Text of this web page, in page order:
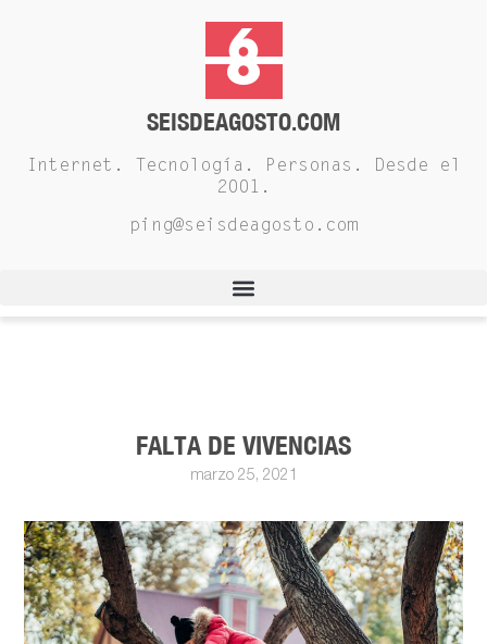
SEISDEAGOSTO.COM
Internet. Tecnología. Personas. Desde el
2001.
ping@seisdeagosto.com
FALTA DE VIVENCIAS
marzo 25, 2021